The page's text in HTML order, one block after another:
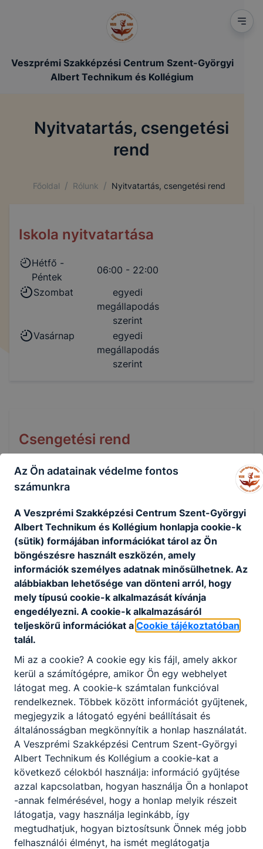
Veszprémi Szakképzési Centrum Szent-Györgyi
Albert Technikum és Kollégium
Nyitvatartás, csengetési
rend
Főoldal / Rólunk / Nyitvatartás, csengetési rend
Iskola nyitvatartása
Hétfő -
Péntek
06:00 - 22:00
Szombat
egyedi
megállapodás
szerint
Vasárnap
egyedi
megállapodás
szerint
Csengetési rend
Normál
07:30-
08:15
2.óra
08:20-
09:05
3.óra
09:15-
10:00
4.óra
10:15-
11:00
5.óra
11:10-
11:55
6.óra
12:50
7.óra
13:00-
13:45
8.óra
13:50-
14:35
9.óra
14:40-
15:25
Rövidített
07:30 - 08:00
2.óra 08:05 - 08:35
3.óra08:45 - 09:15
4.óra9:30 - 10:00
Az Ön adatainak védelme fontos
számunkra
A Veszprémi Szakképzési Centrum Szent-Györgyi
Albert Technikum és Kollégium honlapja cookie-k
(sütik) formájában információkat tárol az Ön
böngészésre használt eszközén, amely
információk személyes adatnak minősülhetnek. Az
alábbiakban lehetősége van dönteni arról, hogy
mely típusú cookie-k alkalmazását kívánja
engedélyezni. A cookie-k alkalmazásáról
teljeskörű információkat a Cookie tájékoztatóban
talál.
Mi az a cookie? A cookie egy kis fájl, amely akkor
kerül a számítógépre, amikor Ön egy webhelyet
látogat meg. A cookie-k számtalan funkcióval
rendelkeznek. Többek között információt gyűjtenek,
megjegyzik a látogató egyéni beállításait és
általánosságban megkönnyítik a honlap használatát.
A Veszprémi Szakképzési Centrum Szent-Györgyi
Albert Technikum és Kollégium a cookie-kat a
következő célokból használja: információ gyűjtése
azzal kapcsolatban, hogyan használja Ön a honlapot
-annak felmérésével, hogy a honlap melyik részeit
látogatja, vagy használja leginkább, így
megtudhatjuk, hogyan biztosítsunk Önnek még jobb
felhasználói élményt, ha ismét meglátogatja